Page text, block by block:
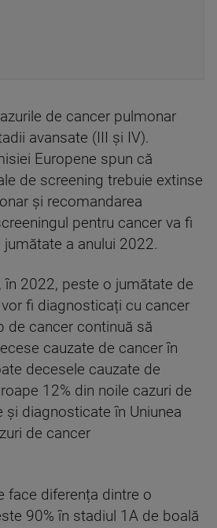
de cancer pulmonar
avansate (III și IV).
Europene spun că
de screening trebuie extinse
și recomandarea
pentru cancer va fi
a anului 2022.
în 2022, peste o jumătate de
fi diagnosticați cu cancer
de cancer continuă să
cauzate de cancer în
decesele cauzate de
12% din noile cazuri de
și diagnosticate în Uniunea
de cancer
face diferența dintre o
90% în stadiul 1A de boală